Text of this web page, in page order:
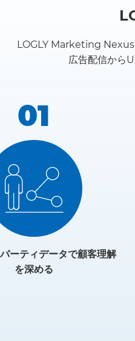
LOGLY Marketing Nexus
広告配信から
01
ーティデータで顧客理解
を深める